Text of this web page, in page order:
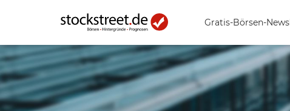
Gratis-Börsen-